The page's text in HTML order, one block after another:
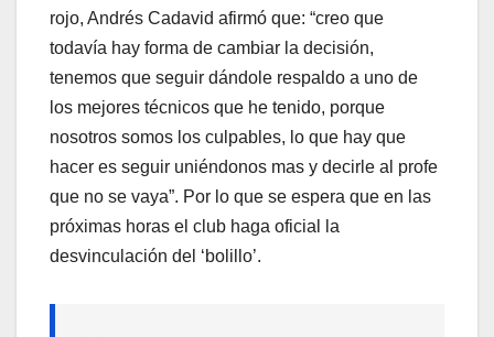
rojo, Andrés Cadavid afirmó que: “creo que
todavía hay forma de cambiar la decisión,
tenemos que seguir dándole respaldo a uno de
los mejores técnicos que he tenido, porque
nosotros somos los culpables, lo que hay que
hacer es seguir uniéndonos mas y decirle al profe
que no se vaya”. Por lo que se espera que en las
próximas horas el club haga oficial la
desvinculación del ‘bolillo’.